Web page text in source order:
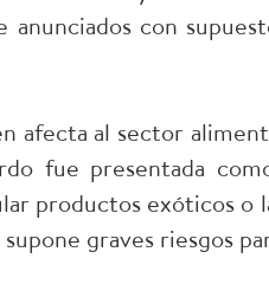
con
afecta al sector
fue presentada
productos exóticos
graves riesgos